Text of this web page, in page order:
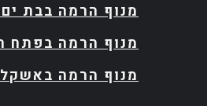
מנוף הרמה בבת
מנוף הרמה בפתח
מנוף הרמה